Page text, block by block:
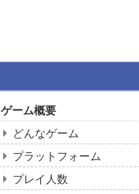
ゲーム概要
どんなゲーム
プラットフォーム
プレイ人数